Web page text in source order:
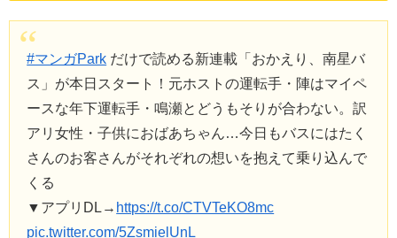
#マンガPark だけで読める新連載「おかえり、南星バ
ス」が本日スタート！元ホストの運転手・陣はマイペ
ースな年下運転手・鳴瀬とどうもそりが合わない。訳
アリ女性・子供におばあちゃん…今日もバスにはたく
さんのお客さんがそれぞれの想いを抱えて乗り込んで
くる
▼アプリDL→ https://t.co/CTVTeKO8mc
pic.twitter.com/5ZsmielUnL